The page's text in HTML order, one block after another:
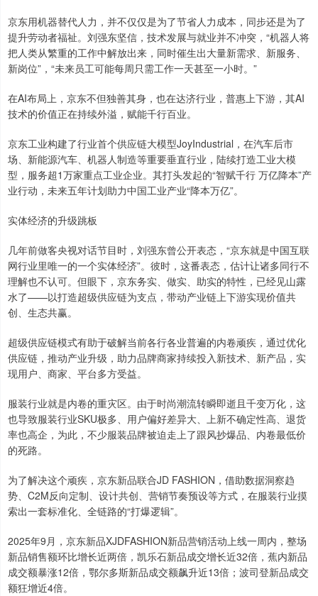
京东用机器替代人力，并不仅仅是为了节省人力成本，同步还是为了
提升劳动者福祉。刘强东坚信，技术发展与就业并不冲突，“机器人将
把人类从繁重的工作中解放出来，同时催生出大量新需求、新服务、
新岗位”，“未来员工可能每周只需工作一天甚至一小时。”
在AI布局上，京东不但独善其身，也在达济行业，普惠上下游，其AI
技术的价值正在持续外溢，赋能千行百业。
京东工业构建了行业首个供应链大模型JoyIndustrial，在汽车后市
场、新能源汽车、机器人制造等重要垂直行业，陆续打造工业大模
型，服务超1万家重点工业企业。其打头发起的“智赋千行 万亿降本”产
业行动，未来五年计划助力中国工业产业“降本万亿”。
实体经济的升级跳板
几年前做客央视对话节目时，刘强东曾公开表态，“京东就是中国互联
网行业里唯一的一个实体经济”。彼时，这番表态，估计让诸多同行不
理解也不认可。但眼下，京东务实、做实、助实的特性，已经见山露
水了——以打造超级供应链为支点，带动产业链上下游实现价值共
创、生态共赢。
超级供应链模式有助于破解当前各行各业普遍的内卷顽疾，通过优化
供应链，推动产业升级，助力品牌商家持续投入新技术、新产品，实
现用户、商家、平台多方受益。
服装行业就是内卷的重灾区。由于时尚潮流转瞬即逝且千变万化，这
也导致服装行业SKU极多、用户偏好差异大、上新不确定性高、退货
率也高企，为此，不少服装品牌被迫走上了跟风抄爆品、内卷最低价
的死路。
为了解决这个顽疾，京东新品联合JD FASHION，借助数据洞察趋
势、C2M反向定制、设计共创、营销节奏预设等方式，在服装行业摸
索出一套标准化、全链路的“打爆逻辑”。
2025年9月，京东新品XJDFASHION新品营销活动上线一周内，整场
新品销售额环比增长近两倍，凯乐石新品成交增长近32倍，蕉内新品
成交额暴涨12倍，鄂尔多斯新品成交额飙升近13倍；波司登新品成交
额狂增近4倍。